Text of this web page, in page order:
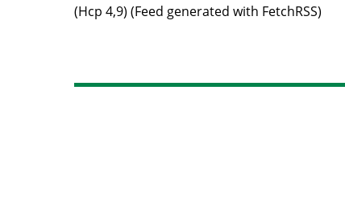
(Hcp 4,9) (Feed generated with FetchRSS)